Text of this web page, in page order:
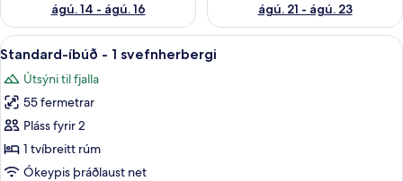
ágú. 14 - ágú. 16
ágú. 21 - ágú. 23
Skoða
allar
myndir
fyrir
Standard-
íbúð
-
Standard-íbúð - 1 svefnherbergi |
9
Standard-íbúð - 1 svefnherbergi
Útsýni til fjalla
55 fermetrar
Pláss fyrir 2
1 tvíbreitt rúm
Ókeypis þráðlaust net